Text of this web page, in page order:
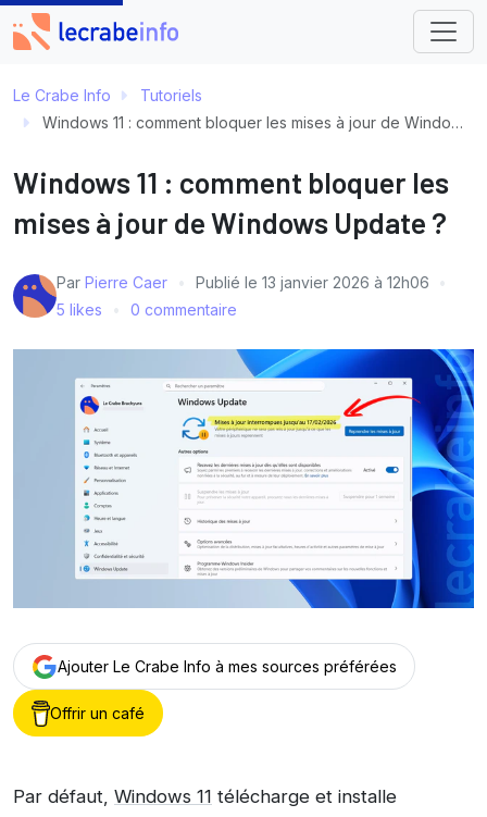
Le Crabe Info
Tutoriels
Windows 11 : comment bloquer les mises à jour de Windows Update ?
Windows 11 : comment bloquer les
mises à jour de Windows Update ?
Par Pierre Caer Publié le 13 janvier 2026 à 12h06
5 likes
0 commentaire
Ajouter Le Crabe Info à mes sources préférées
Offrir un café
Par défaut, Windows 11 télécharge et installe